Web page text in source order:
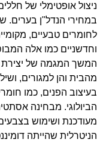
ניצול אופטימלי של
במחירי הנדל"ן בערים.
לחומרים טבעיים,
וחדשניים כמו אלה
המשך המגמה של יצירת
מהבית והן למגורים,
בעיצוב הפנים, כמו
הביולוגי. מבחינה
מעודכנת ושימוש
הניטרלית שהייתה